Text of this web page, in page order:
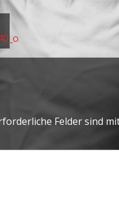
Felder sind